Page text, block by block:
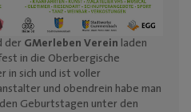
der GMerleben Verein laden
in die Oberbergische
in sich und ist voller
und obendrein habe man
Geburtstagen unter den